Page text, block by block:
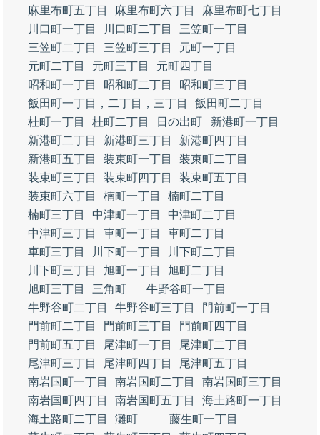
麻里布町五丁目
麻里布町六丁目
麻里布町七丁目
川口町一丁目
川口町二丁目
三笠町一丁目
三笠町二丁目
三笠町三丁目
元町一丁目
元町二丁目
元町三丁目
元町四丁目
昭和町一丁目
昭和町二丁目
昭和町三丁目
飯田町一丁目，二丁目，三丁目
飯田町二丁目
桂町一丁目
桂町二丁目 日の出町
新港町一丁目
新港町二丁目
新港町三丁目
新港町四丁目
新港町五丁目
装束町一丁目
装束町二丁目
装束町三丁目
装束町四丁目
装束町五丁目
装束町六丁目
楠町一丁目
楠町二丁目
楠町三丁目
中津町一丁目
中津町二丁目
中津町三丁目
車町一丁目
車町二丁目
車町三丁目
川下町一丁目
川下町二丁目
川下町三丁目
旭町一丁目
旭町二丁目
旭町三丁目
三角町
牛野谷町一丁目
牛野谷町二丁目
牛野谷町三丁目
門前町一丁目
門前町二丁目
門前町三丁目
門前町四丁目
門前町五丁目
尾津町一丁目
尾津町二丁目
尾津町三丁目
尾津町四丁目
尾津町五丁目
南岩国町一丁目
南岩国町二丁目
南岩国町三丁目
南岩国町四丁目
南岩国町五丁目
海土路町一丁目
海土路町二丁目
灘町
藤生町一丁目